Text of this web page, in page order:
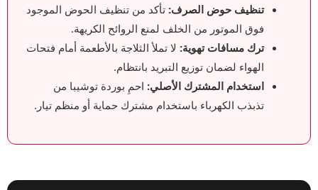
تنظيف حوض الصرف: تأكد من تنظيف الحوض الموجود
فوق الموتور من الخلف لمنع الروائح الكريهة.
ترك مسافات تهوية: لا تملأ الثلاجة بالأطعمة أمام فتحات
الهواء لضمان توزيع التبريد بانتظام.
استخدام المشترك الأصلي: احمِ بوردة توشيبا من
تذبذب الكهرباء باستخدام مشترك حماية أو منظم تيار.